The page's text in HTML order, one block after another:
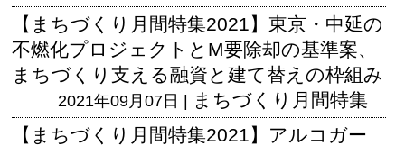
【まちづくり月間特集2021】東京・中延の
不燃化プロジェクトとM要除却の基準案、
まちづくり支える融資と建て替えの枠組み
2021年09月07日 | まちづくり月間特集
【まちづくり月間特集2021】アルコガー